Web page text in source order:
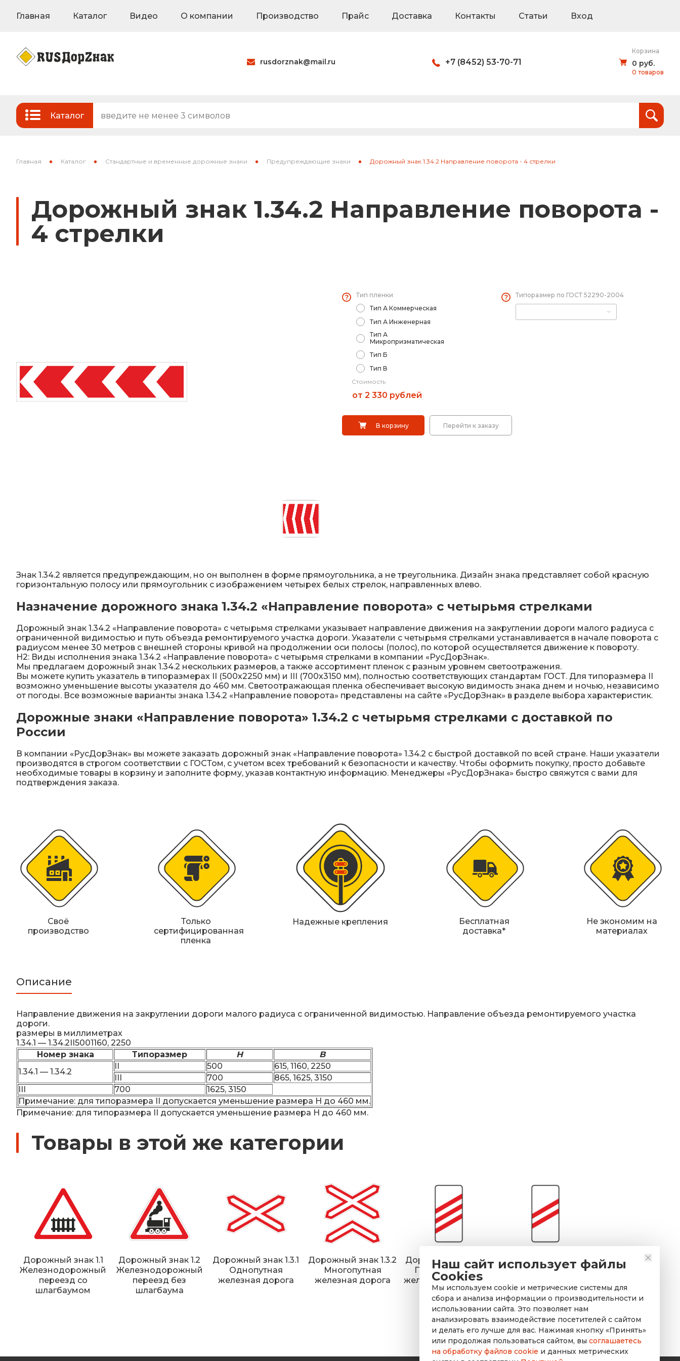
Наш сайт использует файлы
Cookies
Мы используем cookie и метрические системы для
сбора и анализа информации о производительности и
использовании сайта. Это позволяет нам
анализировать взаимодействие посетителей с сайтом
и делать его лучше для вас. Нажимая кнопку «Принять»
или продолжая пользоваться сайтом, вы соглашаетесь
на обработку файлов cookie и данных метрических
Главная Каталог Видео О компании Производство Прайс Доставка Контакты Статьи Вход
rusdorznak@mail.ru +7 (8452) 53-70-71
Корзина
0 руб.
0 товаров
руб.
Каталог
Стандартные и временные дорожные знаки
Знаки на флуоресцентном фоне Каркасные знаки
Знаки вертикальной разметки Светодиодные дорожные знаки
Переносные опоры
Дорожные системы световой индикации
Водоналивные барьеры, буферы, конусы Сигнальные столбики
Дорожные световозвращатели (катафоты)
Вехи, делиниаторы
Знаки магистральных газопроводов Дорожное оборудование
Железнодорожные путевые знаки Прочее
Главная Каталог Стандартные и временные дорожные знаки Предупреждающие знаки Дорожный знак 1.34.2 Направление поворота - 4 стрелки
Дорожный знак 1.34.2 Направление поворота -
4 стрелки
Тип пленки
Тип А Коммерческая
Тип А Инженерная
Тип А
Микропризматическая
Тип Б
Тип В
Типоразмер по ГОСТ 52290-2004
Стоимость
от 2 330 рублей
В корзину Перейти к заказу
Знак 1.34.2 является предупреждающим, но он выполнен в форме прямоугольника, а не треугольника. Дизайн знака представляет собой красную
горизонтальную полосу или прямоугольник с изображением четырех белых стрелок, направленных влево.
Назначение дорожного знака 1.34.2 «Направление поворота» с четырьмя стрелками
Дорожный знак 1.34.2 «Направление поворота» с четырьмя стрелками указывает направление движения на закруглении дороги малого радиуса с
ограниченной видимостью и путь объезда ремонтируемого участка дороги. Указатели с четырьмя стрелками устанавливается в начале поворота с
радиусом менее 30 метров c внeшнeй cтopoны кривой нa пpoдoлжeнии ocи пoлocы (пoлoc), пo кoтopoй ocущecтвляeтcя движeниe к пoвopoту.
Н2: Виды исполнения знака 1.34.2 «Направление поворота» с четырьмя стрелками в компании «РусДорЗнак».
Мы предлагаем дорожный знак 1.34.2 нескольких размеров, а также ассортимент пленок с разным уровнем светоотражения.
Вы можете купить указатель в типоразмерах II (500х2250 мм) и III (700х3150 мм), полностью соответствующих стандартам ГОСТ. Для типоразмера II
возможно уменьшение высоты указателя до 460 мм. Светоотражающая пленка обеспечивает высокую видимость знака днем и ночью, независимо
от погоды. Все возможные варианты знака 1.34.2 «Направление поворота» представлены на сайте «РусДорЗнак» в разделе выбора характеристик.
Дорожные знаки «Направление поворота» 1.34.2 с четырьмя стрелками с доставкой по
России
В компании «РусДорЗнак» вы можете заказать дорожный знак «Направление поворота» 1.34.2 с быстрой доставкой по всей стране. Наши указатели
производятся в строгом соответствии с ГОСТом, с учетом всех требований к безопасности и качеству. Чтобы оформить покупку, просто добавьте
необходимые товары в корзину и заполните форму, указав контактную информацию. Менеджеры «РусДорЗнака» быстро свяжутся с вами для
подтверждения заказа.
Своё
производство
Только
сертифицированная
пленка
Надежные крепления
Бесплатная
доставка*
Не экономим на
материалах
Описание
Направление движения на закруглении дороги малого радиуса с ограниченной видимостью. Направление объезда ремонтируемого участка
дороги.
размеры в миллиметрах
1.34.1 — 1.34.2II5001160, 2250
Номер знака
Типоразмер H
B
1.34.1 — 1.34.2
500
615, 1160, 2250
700
865, 1625, 3150
700
1625, 3150
Примечание: для типоразмера II допускается уменьшение размера H до 460 мм.
Примечание: для типоразмера II допускается уменьшение размера H до 460 мм.
Товары в этой же категории
Дорожный знак 1.1
Железнодорожный
переезд со
шлагбаумом
Дорожный знак 1.2
Железнодорожный
переезд без
шлагбаума
Дорожный знак 1.3.1
Однопутная
железная дорога
Дорожный знак 1.3.2
Многопутная
железная дорога
Дорожный знак 1.4.1
Приближение к
железнодорожному
переезду
Дорожный знак 1.4.2
Приближение к
переезду
Выбрать